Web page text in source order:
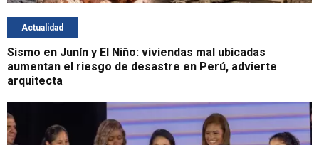
Actualidad
Sismo en Junín y El Niño: viviendas mal ubicadas
aumentan el riesgo de desastre en Perú, advierte
arquitecta